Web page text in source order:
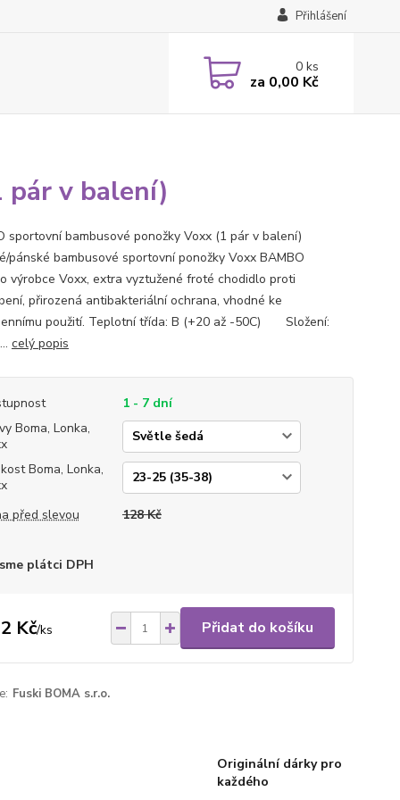
Přihlášení
0ks
za 0,00 Kč
pár v balení)
sportovní bambusové ponožky Voxx (1 pár v balení)
pánské bambusové sportovní ponožky Voxx BAMBO
výrobce Voxx, extra vyztužené froté chodidlo proti
přirozená antibakteriální ochrana, vhodné ke
použití. Teplotní třída: B (+20 až -50C) Složení:
celý popis
1 - 7 dní
Boma, Lonka,
Boma, Lonka,
před slevou
128 Kč
plátci DPH
Kč/ks Přidat do košíku
Fuski BOMA s.r.o.
Originální dárky pro
každého